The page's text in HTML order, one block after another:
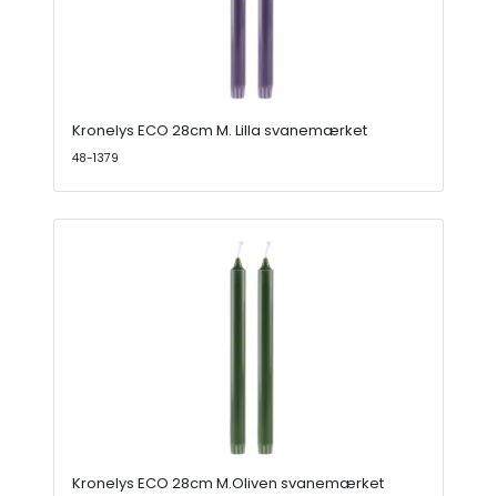
Kronelys ECO 28cm M. Lilla svanemærket
48-1379
Kronelys ECO 28cm M.Oliven svanemærket